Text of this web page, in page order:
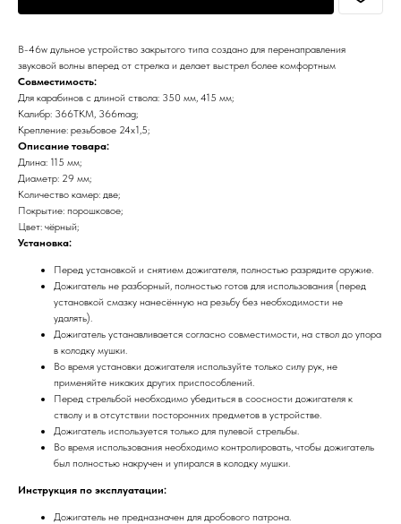
В-46w дульное устройство закрытого типа создано для перенаправления
звуковой волны вперед от стрелка и делает выстрел более комфортным
Совместимость:
Для карабинов с длиной ствола: 350 мм, 415 мм;
Калибр: 366ТКМ, 366mag;
Крепление: резьбовое 24х1,5;
Описание товара:
Длина: 115 мм;
Диаметр: 29 мм;
Количество камер: две;
Покрытие: порошковое;
Цвет: чёрный;
Установка:
Перед установкой и снятием дожигателя, полностью разрядите оружие.
Дожигатель не разборный, полностью готов для использования (перед
установкой смазку нанесённую на резьбу без необходимости не
удалять).
Дожигатель устанавливается согласно совместимости, на ствол до упора
в колодку мушки.
Во время установки дожигателя используйте только силу рук, не
применяйте никаких других приспособлений.
Перед стрельбой необходимо убедиться в соосности дожигателя к
стволу и в отсутствии посторонних предметов в устройстве.
Дожигатель используется только для пулевой стрельбы.
Во время использования необходимо контролировать, чтобы дожигатель
был полностью накручен и упирался в колодку мушки.
Инструкция по эксплуатации:
Дожигатель не предназначен для дробового патрона.